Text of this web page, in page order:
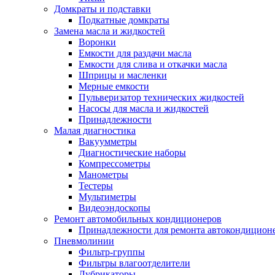
Домкраты и подставки
Подкатные домкраты
Замена масла и жидкостей
Воронки
Емкости для раздачи масла
Емкости для слива и откачки масла
Шприцы и масленки
Мерные емкости
Пульверизатор технических жидкостей
Насосы для масла и жидкостей
Принадлежности
Малая диагностика
Вакуумметры
Диагностические наборы
Компрессометры
Манометры
Тестеры
Мультиметры
Видеоэндоскопы
Ремонт автомобильных кондиционеров
Принадлежности для ремонта
Пневмолинии
Фильтр-группы
Фильтры влагоотделители